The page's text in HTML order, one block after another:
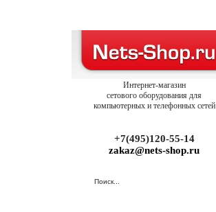
Интернет-магазин
сетового оборудования для
компьютерных и телефонных сетей
+7(495)120-55-14
zakaz@nets-shop.ru